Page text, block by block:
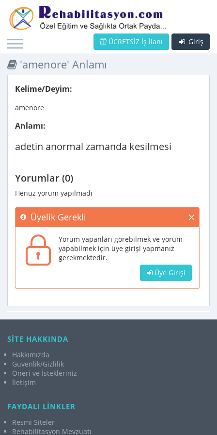
Giriş
ÜCRETSİZ İş İlanı
'amenore' Anlamı
Kelime/Deyim:
amenore
Anlamı:
adetin anormal zamanda kesilmesi
Yorumlar (0)
Henüz yorum yapılmadı
Üyelik Gerekli
Yorum yapanları görebilmek ve yorum
yapabilmek için üye girişi yapmanız
gerekmektedir.
Üye Girişi
SİTE HAKKINDA
Hakkımızda
Güvenlik/Gizlilik
Öneri ve İstekleriniz
İletişim
FAYDALI LİNKLER
Resmi Siteler
Rehabilitasyon Mevzuatı